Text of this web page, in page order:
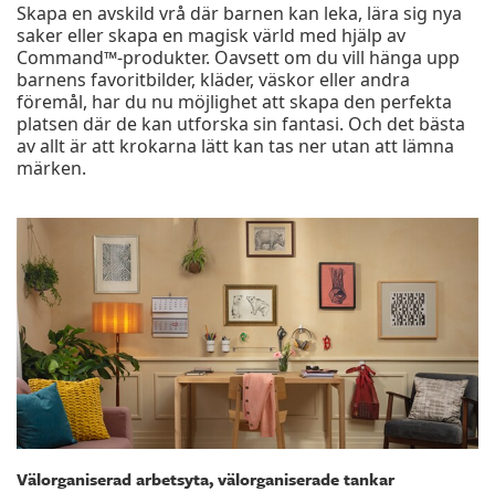
Skapa en avskild vrå där barnen kan leka, lära sig nya
saker eller skapa en magisk värld med hjälp av
Command™-produkter. Oavsett om du vill hänga upp
barnens favoritbilder, kläder, väskor eller andra
föremål, har du nu möjlighet att skapa den perfekta
platsen där de kan utforska sin fantasi. Och det bästa
av allt är att krokarna lätt kan tas ner utan att lämna
märken.
Välorganiserad arbetsyta, välorganiserade tankar